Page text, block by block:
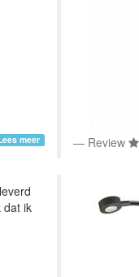
meer Review
dat ik